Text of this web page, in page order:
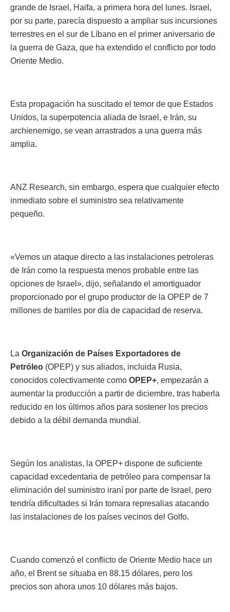
grande de Israel, Haifa, a primera hora del lunes. Israel,
por su parte, parecía dispuesto a ampliar sus incursiones
terrestres en el sur de Líbano en el primer aniversario de
la guerra de Gaza, que ha extendido el conflicto por todo
Oriente Medio.
Esta propagación ha suscitado el temor de que Estados
Unidos, la superpotencia aliada de Israel, e Irán, su
archienemigo, se vean arrastrados a una guerra más
amplia.
ANZ Research, sin embargo, espera que cualquier efecto
inmediato sobre el suministro sea relativamente
pequeño.
«Vemos un ataque directo a las instalaciones petroleras
de Irán como la respuesta menos probable entre las
opciones de Israel», dijo, señalando el amortiguador
proporcionado por el grupo productor de la OPEP de 7
millones de barriles por día de capacidad de reserva.
La Organización de Países Exportadores de
Petróleo (OPEP) y sus aliados, incluida Rusia,
conocidos colectivamente como OPEP+, empezarán a
aumentar la producción a partir de diciembre, tras haberla
reducido en los últimos años para sostener los precios
debido a la débil demanda mundial.
Según los analistas, la OPEP+ dispone de suficiente
capacidad excedentaria de petróleo para compensar la
eliminación del suministro iraní por parte de Israel, pero
tendría dificultades si Irán tomara represalias atacando
las instalaciones de los países vecinos del Golfo.
Cuando comenzó el conflicto de Oriente Medio hace un
año, el Brent se situaba en 88.15 dólares, pero los
precios son ahora unos 10 dólares más bajos.